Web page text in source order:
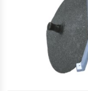
Carros Bandejeros
Cocedoras De Pastas
Cocinas Industriales